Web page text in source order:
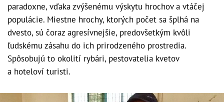
paradoxne, vďaka zvýšenému výskytu hrochov a vtáčej
populácie. Miestne hrochy, ktorých počet sa šplhá na
dvesto, sú čoraz agresívnejšie, predovšetkým kvôli
ľudskému zásahu do ich prirodzeného prostredia.
Spôsobujú to okolití rybári, pestovatelia kvetov
a hoteloví turisti.